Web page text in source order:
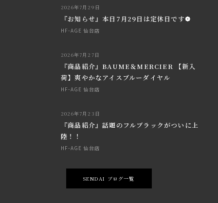
2026年7月29日
『お知らせ』本日7月29日は定休日です❁
HF-AGE 仙台店
2026年7月27日
『商品紹介』BAUME＆MERCIER 【新入
荷】爽やかなアイスブルーダイヤル
HF-AGE 仙台店
2026年7月23日
『商品紹介』話題のフルブラックがついに上
陸！！
HF-AGE 仙台店
SENDAI ブログ一覧